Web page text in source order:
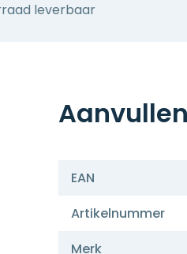
leverbaar
EAN
Artikelnummer
Merk